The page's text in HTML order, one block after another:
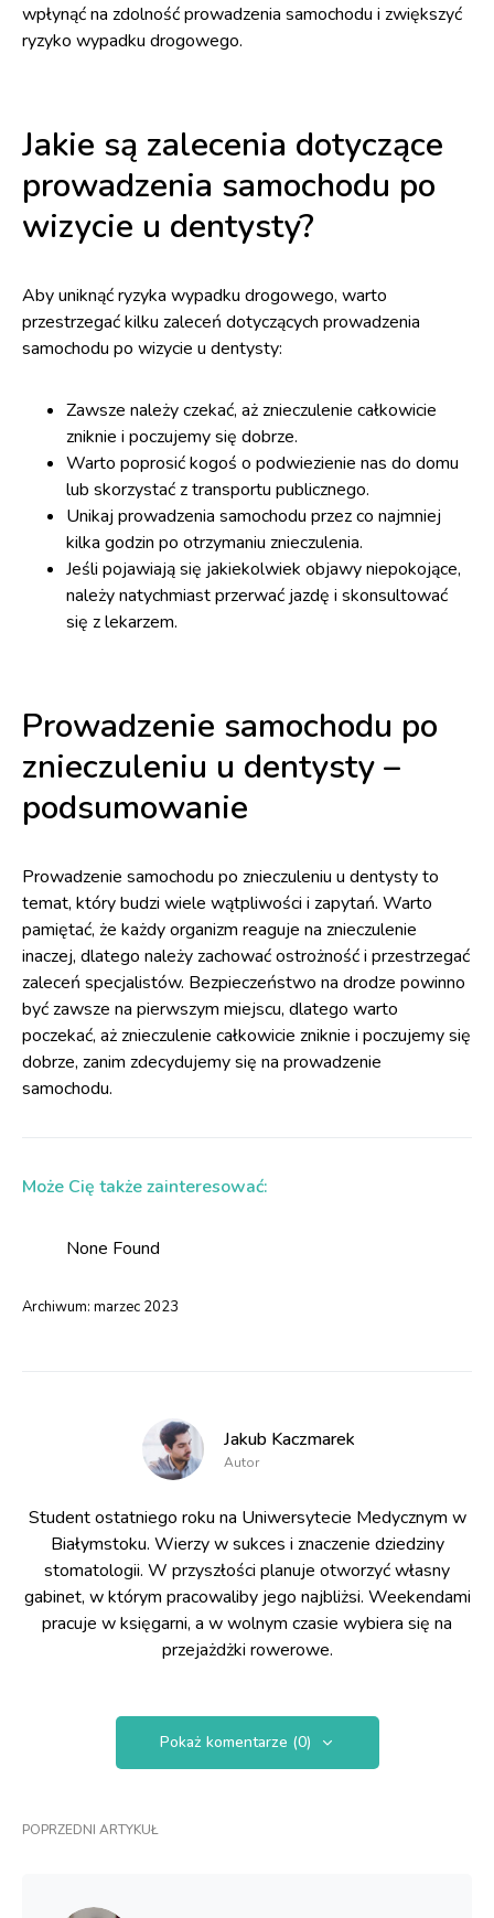
wpłynąć na zdolność prowadzenia samochodu i zwiększyć
ryzyko wypadku drogowego.
Jakie są zalecenia dotyczące
prowadzenia samochodu po
wizycie u dentysty?
Aby uniknąć ryzyka wypadku drogowego, warto
przestrzegać kilku zaleceń dotyczących prowadzenia
samochodu po wizycie u dentysty:
Zawsze należy czekać, aż znieczulenie całkowicie
zniknie i poczujemy się dobrze.
Warto poprosić kogoś o podwiezienie nas do domu
lub skorzystać z transportu publicznego.
Unikaj prowadzenia samochodu przez co najmniej
kilka godzin po otrzymaniu znieczulenia.
Jeśli pojawiają się jakiekolwiek objawy niepokojące,
należy natychmiast przerwać jazdę i skonsultować
się z lekarzem.
Prowadzenie samochodu po
znieczuleniu u dentysty –
podsumowanie
Prowadzenie samochodu po znieczuleniu u dentysty to
temat, który budzi wiele wątpliwości i zapytań. Warto
pamiętać, że każdy organizm reaguje na znieczulenie
inaczej, dlatego należy zachować ostrożność i przestrzegać
zaleceń specjalistów. Bezpieczeństwo na drodze powinno
być zawsze na pierwszym miejscu, dlatego warto
poczekać, aż znieczulenie całkowicie zniknie i poczujemy się
dobrze, zanim zdecydujemy się na prowadzenie
samochodu.
Może Cię także zainteresować:
None Found
Archiwum: marzec 2023
Jakub Kaczmarek
Autor
Student ostatniego roku na Uniwersytecie Medycznym w
Białymstoku. Wierzy w sukces i znaczenie dziedziny
stomatologii. W przyszłości planuje otworzyć własny
gabinet, w którym pracowaliby jego najbliżsi. Weekendami
pracuje w księgarni, a w wolnym czasie wybiera się na
przejażdżki rowerowe.
Pokaż komentarze (0)
POPRZEDNI ARTYKUŁ